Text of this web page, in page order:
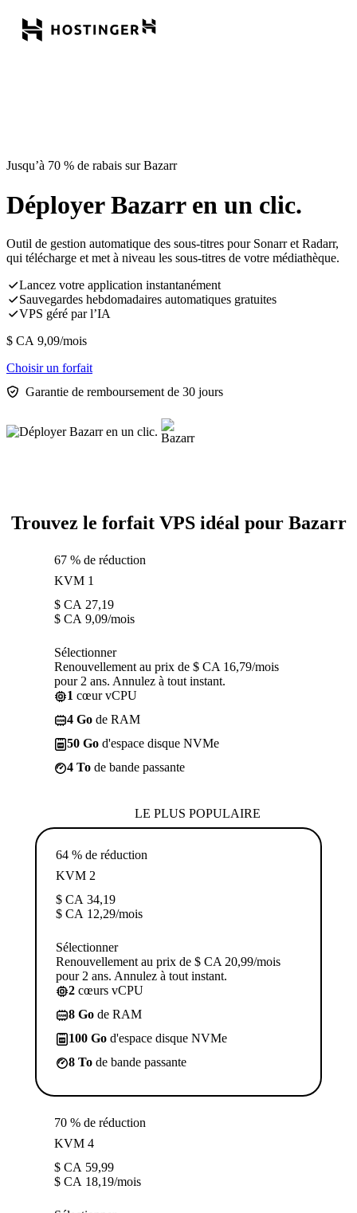
Jusqu’à 70 % de rabais sur Bazarr
Déployer Bazarr en un clic.
Outil de gestion automatique des sous-titres pour Sonarr et Radarr,
qui télécharge et met à niveau les sous-titres de votre médiathèque.
Lancez votre application instantanément
Sauvegardes hebdomadaires automatiques gratuites
VPS géré par l’IA
$ CA 9,09/mois
Choisir un forfait
Garantie de remboursement de 30 jours
Trouvez le forfait VPS idéal pour Bazarr
67 % de réduction
KVM 1
$ CA 27,19
$ CA 9,09/mois
Sélectionner
Renouvellement au prix de $ CA 16,79/mois
pour 2 ans. Annulez à tout instant.
1 cœur vCPU
4 Go de RAM
50 Go d'espace disque NVMe
4 To de bande passante
LE PLUS POPULAIRE
64 % de réduction
KVM 2
$ CA 34,19
$ CA 12,29/mois
Sélectionner
Renouvellement au prix de $ CA 20,99/mois
pour 2 ans. Annulez à tout instant.
2 cœurs vCPU
8 Go de RAM
100 Go d'espace disque NVMe
8 To de bande passante
70 % de réduction
KVM 4
$ CA 59,99
$ CA 18,19/mois